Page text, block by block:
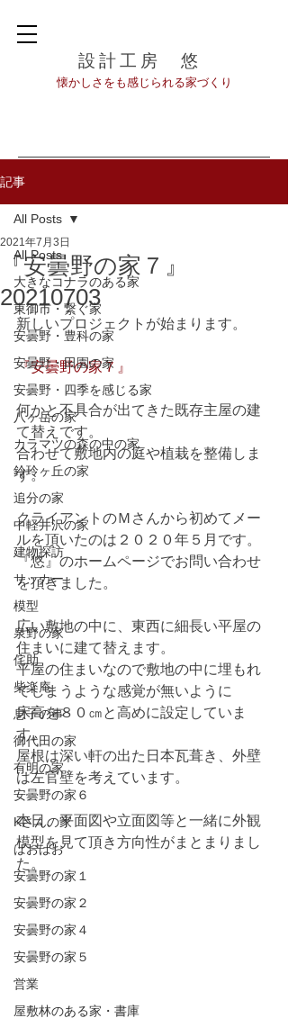
設計工房 悠
​懐かしさをも感じられる家づくり
記事
All Posts
大きなコナラのある家
東御市・繋ぐ家
安曇野・豊科の家
安曇野・田園の家
安曇野・四季を感じる家
八ヶ岳の家
カラマツの森の中の家
鈴玲ヶ丘の家
追分の家
中軽井沢の家
建物探訪
サッカー
模型
泉野の家
侘助
柴楽庵
息子の事
御代田の家
有明の家
安曇野の家６
Kさんの家
ぱおぱお
安曇野の家１
安曇野の家２
安曇野の家４
安曇野の家５
営業
屋敷林のある家・書庫
All Posts
『安曇野の家７』
20210703
2021年7月3日
新しいプロジェクトが始まります。
『安曇野の家７』
何かと不具合が出てきた既存主屋の建
て替えです。
合わせて敷地内の庭や植栽を整備しま
す。
クライアントのＭさんから初めてメー
ルを頂いたのは２０２０年５月です。
『悠』のホームページでお問い合わせ
を頂きました。
広い敷地の中に、東西に細長い平屋の
住まいに建て替えます。
平屋の住まいなので敷地の中に埋もれ
てしまうような感覚が無いように
床高を８０㎝と高めに設定していま
す。
屋根は深い軒の出た日本瓦葺き、外壁
は左官壁を考えています。
本日、平面図や立面図等と一緒に外観
模型を見て頂き方向性がまとまりまし
た。